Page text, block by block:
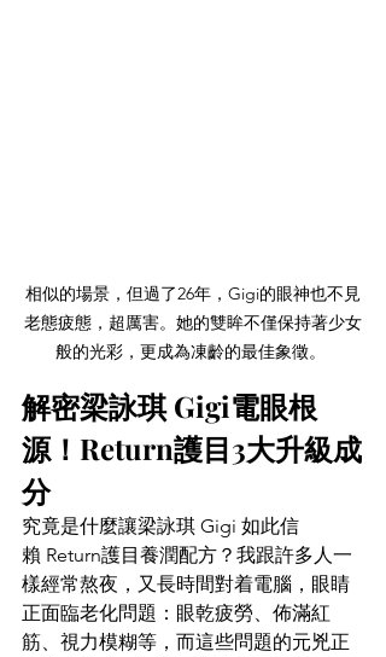
相似的場景，但過了26年，Gigi的眼神也不見
老態疲態，超厲害。她的雙眸不僅保持著少女
般的光彩，更成為凍齡的最佳象徵。
解密梁詠琪 Gigi電眼根
源！Return護目3大升級成
分
究竟是什麼讓梁詠琪 Gigi 如此信
賴 Return護目養潤配方？我跟許多人一
樣經常熬夜，又長時間對着電腦，眼睛
正面臨老化問題：眼乾疲勞、佈滿紅
筋、視力模糊等，而這些問題的元兇正